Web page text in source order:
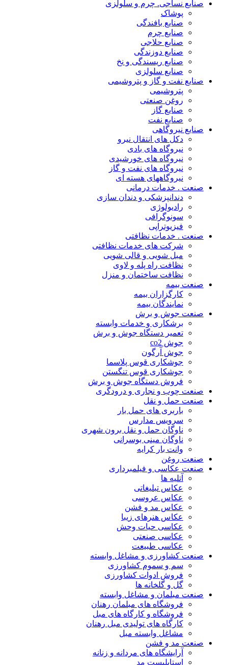
صنایع نساجی. چرم و سلولزی
پوشاک
صنایع بافندگی
صنایع چرم
صنایع حلاجی
صنایع دوزندگی
صنایع ریسندگی و نخ
صنایع سلولزی
صنایع نفت و گاز و پتروشیمی
پتروشیمی
روغن صنعتی
صنایع گاز
صنایع نفت
صنایع نیروگاهی
دکل های انتقال نیرو
نیروگاه های بادی
نیروگاه های خورشیدی
نیروگاه های نفت و گاز
نیروگاههای هسته ای
صنعت . خدمات درمانی
دندانپزشکی و دندان سازی
رادیولوژی
سونوگرافی
فیزیوتراپی
صنعت . خدمات نظافتی
شرکت های خدمات نظافتی
مبل شویی و قالی شویی
نظافت راه پله و لاوی
نظافت ساختمان و منزل
صنعت بیمه
کارگزاران بیمه
نمایندگان بیمه
صنعت جوش و برش
برشکاری و خدمات وابسته
تعمیر دستگاه جوش و برش
جوش co2
جوش آرگون
جوشکاری قوس پلاسما
جوشکاری قوس تنگستن
فروش دستگاه جوش و برش
صنعت چوب و نجاری و درودگری
صنعت حمل و نقل
باربری های حمل بار
سرویس مدارس
ناوگان حمل و نقل برون شهری
ناوگان مینی بوسرانی
وانت بار کرایه
صنعت روغن
صنعت عکاسی و فیلمبرداری
آتلیه ها
عکاس تبلیغاتی
عکاس عروسی
عکاس مد و فشن
عکاس هنرهای زیبا
عکاسی حیات وحش
عکاسی صنعتی
عکاسی طبیعت
صنعت کشاورزی و مشاغل وابسته
سم و سموم کشاورزی
فروش ادوات کشاورزی
گل و گلخانه ها
صنعت مبلمان و مشاغل وابسته
فروشگاه های مبلمان رهنان
فروشگاه و کارگاه های مبل
کارگاه های تولیدی مبل رهنان
مشاغل وابسته مبل
صنعت مد و فشن
آرایشگاه های مردانه و زنانه
استایلیست مد